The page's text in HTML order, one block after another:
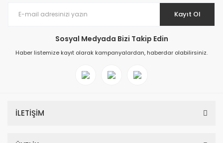
Kayıt Ol
Sosyal Medyada Bizi Takip Edin
Haber listemize kayıt olarak kampanyalardan, haberdar olabilirsiniz.
İLETİŞİM